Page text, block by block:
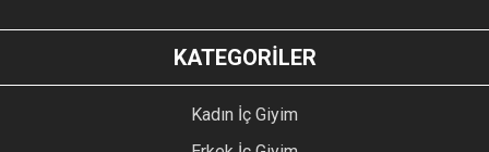
KATEGORİLER
Kadın İç Giyim